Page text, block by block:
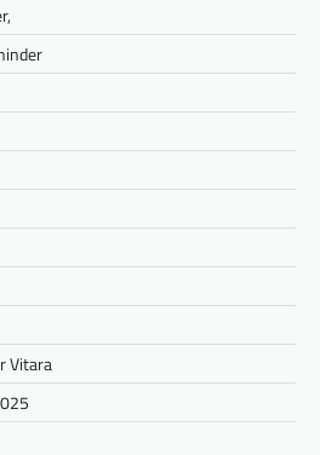
Vitara
संचार सलाहकार समिति की
को भारत संचार निगम लिमिटेड बीएसएनएल
में सांसद उदयपुर डॉ.…
EmailWhatsApp
Reddit
X
का उदयपुर दौरा’मुख्यमंत्री
शर्मा ने उदयपुर जिले को दी
कार्यों की सौगातें’’421
के कार्यों का किया लोकार्पण एवं
जल परियोजनाओं
तेजी से काम’